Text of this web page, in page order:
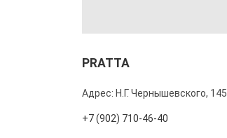
PRATTA
Адрес: Н.Г. Чернышевского, 145
+7 (902) 710-46-40